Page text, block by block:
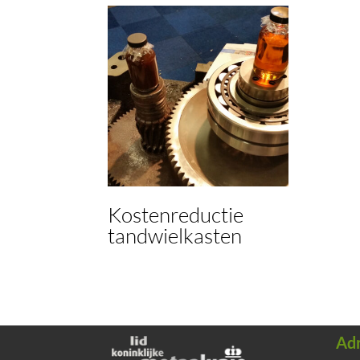
Kostenreductie
tandwielkasten